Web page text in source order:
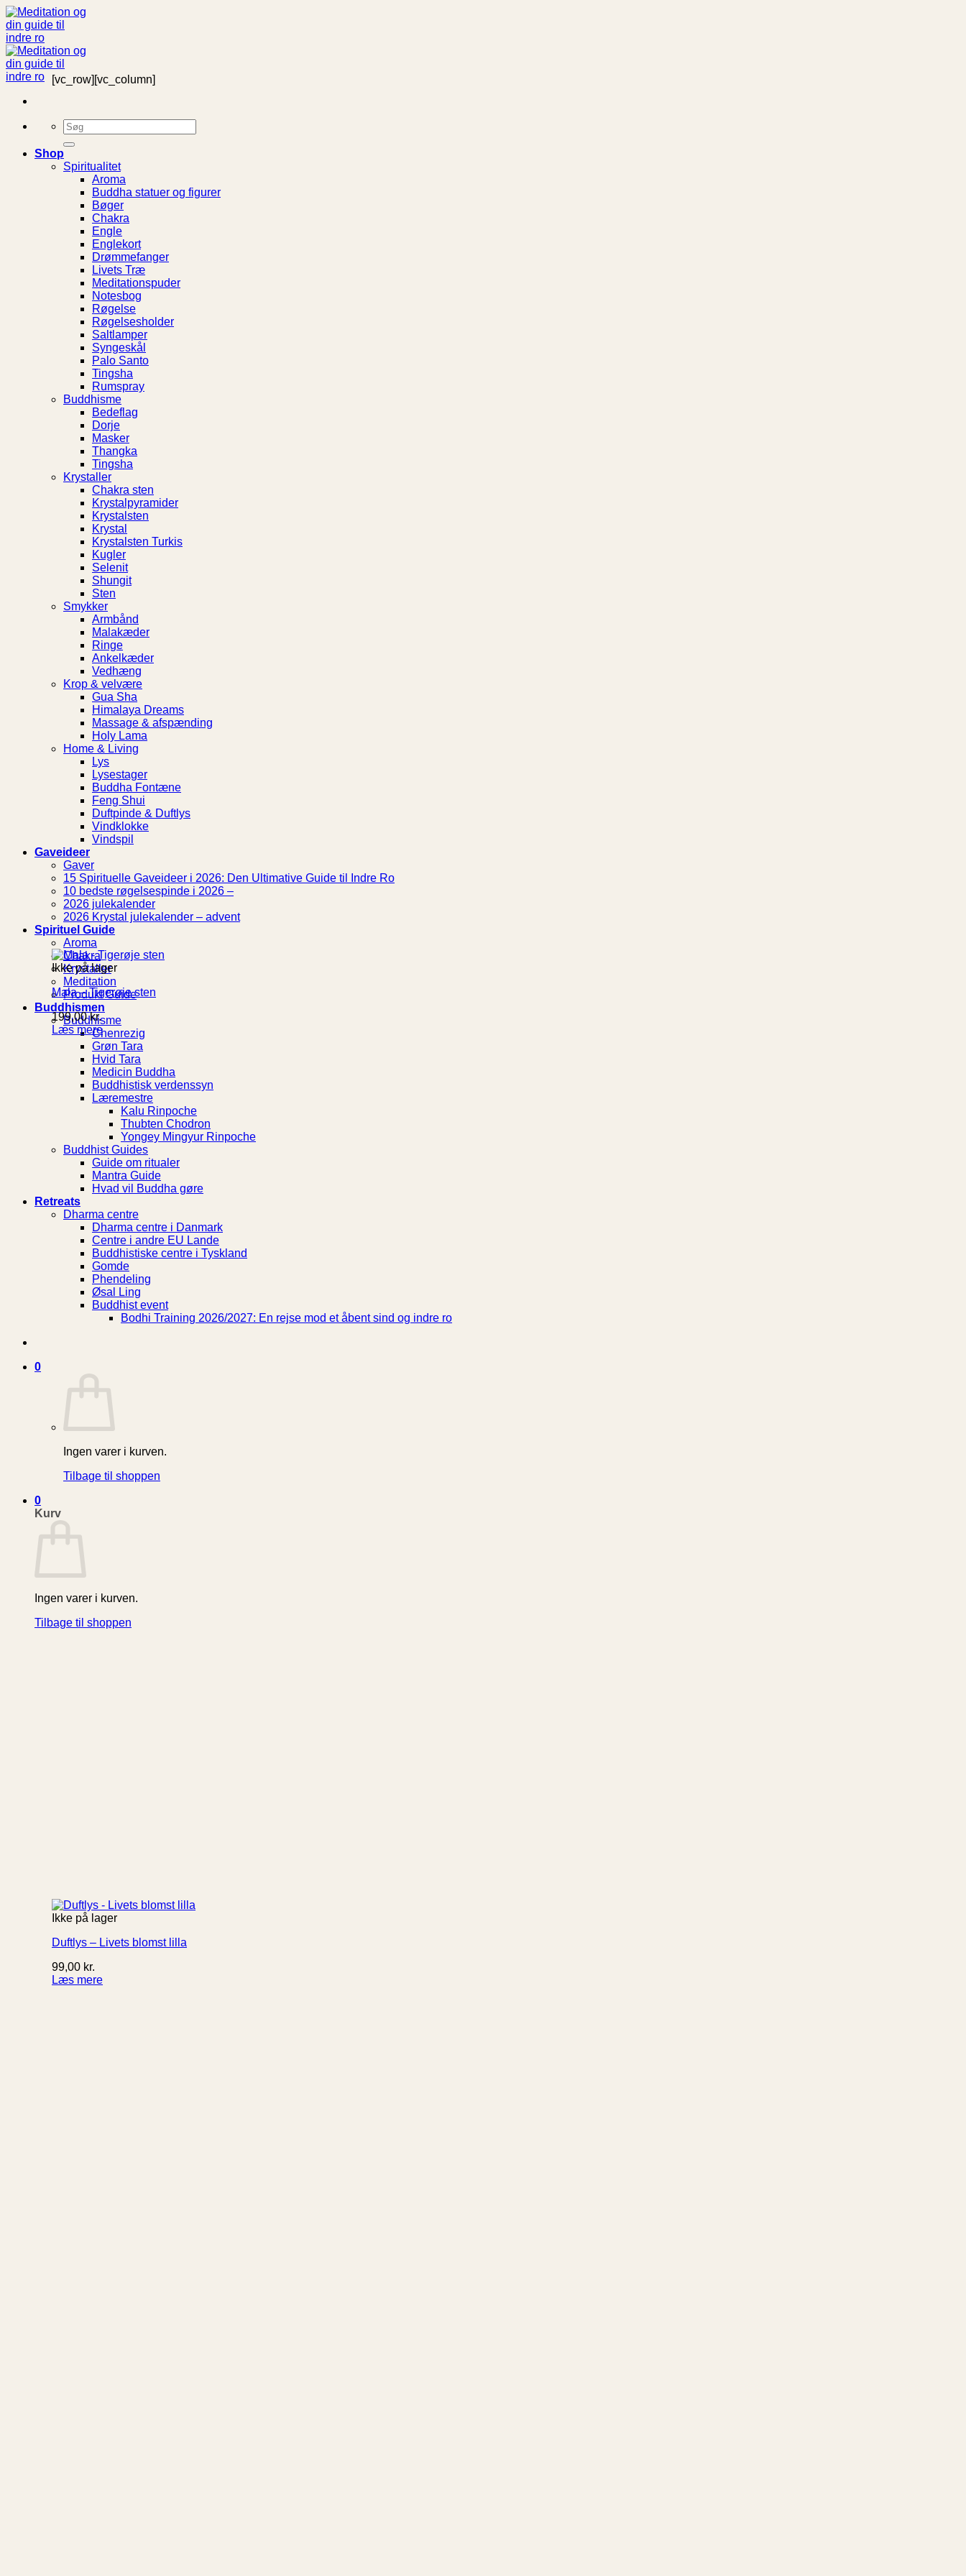
Fortsæt
til
indhold
Søg
efter:
Shop
Spiritualitet
Aroma
Buddha statuer og figurer
Bøger
Chakra
Engle
Englekort
Drømmefanger
Livets Træ
Meditationspuder
Notesbog
Røgelse
Røgelsesholder
Saltlamper
Syngeskål
Palo Santo
Tingsha
Rumspray
Buddhisme
Bedeflag
Dorje
Masker
Thangka
Tingsha
Krystaller
Chakra sten
Krystalpyramider
Krystalsten
Krystal
Krystalsten Turkis
Kugler
Selenit
Shungit
Sten
Smykker
Armbånd
Malakæder
Ringe
Ankelkæder
Vedhæng
Krop & velvære
Gua Sha
Himalaya Dreams
Massage & afspænding
Holy Lama
Home & Living
Lys
Lysestager
Buddha Fontæne
Feng Shui
Duftpinde & Duftlys
Vindklokke
Vindspil
Gaveideer
Gaver
15 Spirituelle Gaveideer i 2026: Den Ultimative Guide til Indre Ro
10 bedste røgelsespinde i 2026 –
2026 julekalender
2026 Krystal julekalender – advent
Spirituel Guide
Aroma
Chakra
Krystaller
Meditation
Produkt Guide
Buddhismen
Buddhisme
Chenrezig
Grøn Tara
Hvid Tara
Medicin Buddha
Buddhistisk verdenssyn
Læremestre
Kalu Rinpoche
Thubten Chodron
Yongey Mingyur Rinpoche
Buddhist Guides
Guide om ritualer
Mantra Guide
Hvad vil Buddha gøre
Retreats
Dharma centre
Dharma centre i Danmark
Centre i andre EU Lande
Buddhistiske centre i Tyskland
Gomde
Phendeling
Øsal Ling
Buddhist event
Bodhi Training 2026/2027: En rejse mod et åbent sind og indre ro
0
Ingen varer i kurven.
Tilbage til shoppen
0
Kurv
Ingen varer i kurven.
Tilbage til shoppen
[vc_row][vc_column]
Ikke på lager
Mala – Tigerøje sten
199,00kr.
Læs mere
Ikke på lager
Duftlys – Livets blomst lilla
99,00 kr.
Læs mere